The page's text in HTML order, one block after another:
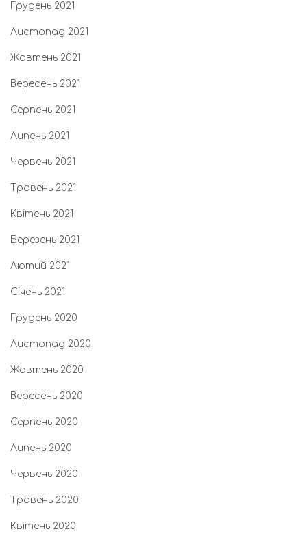
Грудень 2021
Листопад 2021
Жовтень 2021
Вересень 2021
Серпень 2021
Липень 2021
Червень 2021
Травень 2021
Квітень 2021
Березень 2021
Лютий 2021
Січень 2021
Грудень 2020
Листопад 2020
Жовтень 2020
Вересень 2020
Серпень 2020
Липень 2020
Червень 2020
Травень 2020
Квітень 2020